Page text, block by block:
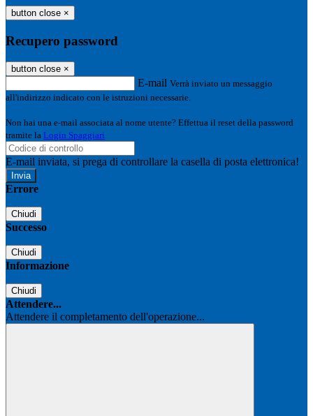
button close ×
Recupero password
button close ×
E-mail Verrà inviato un messaggio
all'indirizzo indicato con le istruzioni necessarie.
Non hai una e-mail associata al nome utente? Effettua il reset della password
tramite la Login Spaggiari
E-mail inviata, si prega di controllare la casella di posta elettronica!
Errore
Chiudi
Successo
Chiudi
Informazione
Chiudi
Attendere...
Attendere il completamento dell'operazione...